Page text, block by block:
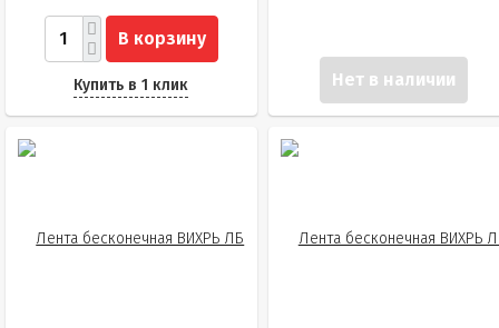
В корзину
Купить в 1 клик Нет в наличии